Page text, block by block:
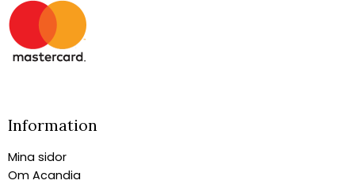
Information
Mina sidor
Om Acandia